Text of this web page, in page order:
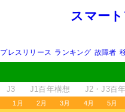
スマー
プレスリリース ランキング 故障者
J3 J1百年構想 J2・J3百
1月 2月 3月 4月 5月